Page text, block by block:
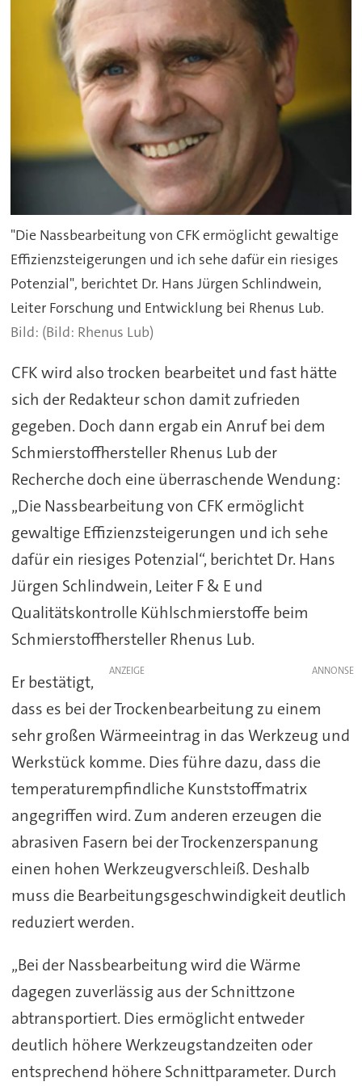
"Die Nassbearbeitung von CFK ermöglicht gewaltige
Effizienzsteigerungen und ich sehe dafür ein riesiges
Potenzial", berichtet Dr. Hans Jürgen Schlindwein,
Leiter Forschung und Entwicklung bei Rhenus Lub.
(Bild: Rhenus Lub)
CFK wird also trocken bearbeitet und fast hätte
sich der Redakteur schon damit zufrieden
gegeben. Doch dann ergab ein Anruf bei dem
Schmierstoffhersteller Rhenus Lub der
Recherche doch eine überraschende Wendung:
„Die Nassbearbeitung von CFK ermöglicht
gewaltige Effizienzsteigerungen und ich sehe
dafür ein riesiges Potenzial“, berichtet Dr. Hans
Jürgen Schlindwein, Leiter F & E und
Qualitätskontrolle Kühlschmierstoffe beim
Schmierstoffhersteller Rhenus Lub.
ANZEIGE
Er bestätigt,
dass es bei der Trockenbearbeitung zu einem
sehr großen Wärmeeintrag in das Werkzeug und
Werkstück komme. Dies führe dazu, dass die
temperaturempfindliche Kunststoffmatrix
angegriffen wird. Zum anderen erzeugen die
abrasiven Fasern bei der Trockenzerspanung
einen hohen Werkzeugverschleiß. Deshalb
muss die Bearbeitungsgeschwindigkeit deutlich
reduziert werden.
„Bei der Nassbearbeitung wird die Wärme
dagegen zuverlässig aus der Schnittzone
abtransportiert. Dies ermöglicht entweder
deutlich höhere Werkzeugstandzeiten oder
entsprechend höhere Schnittparameter. Durch